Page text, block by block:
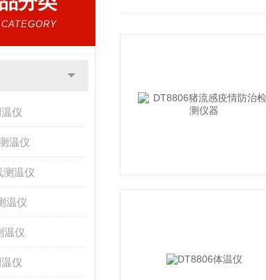
仪
温仪
测温仪
温仪
温仪
仪